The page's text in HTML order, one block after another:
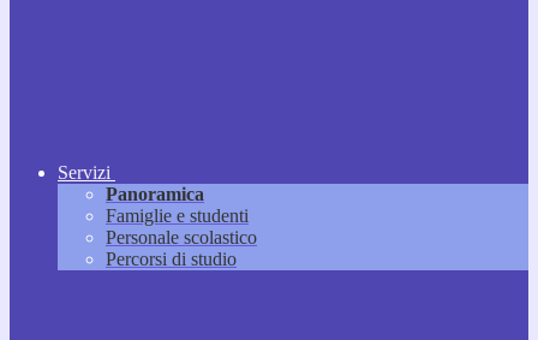
Servizi
Panoramica
Famiglie e studenti
Personale scolastico
Percorsi di studio